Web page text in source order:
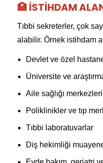
🏥 İSTIHDAM
Tıbbi sekreterler, çok
alabilir. Örnek istihdam
Devlet ve özel
Üniversite ve
Aile sağlığı
Poliklinikler ve tıp
Tıbbi laboratuvarlar
Diş hekimliği